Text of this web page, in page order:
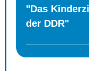
"Das
der DDR"